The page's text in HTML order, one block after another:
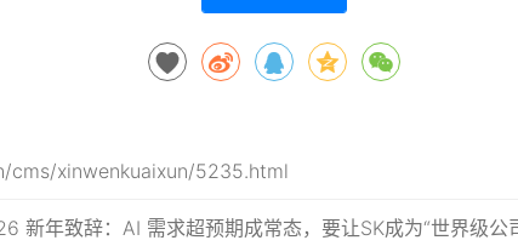
cms/xinwenkuaixun/5235.html
新年致辞：AI 需求超预期成常态，要让SK成为“世界级公